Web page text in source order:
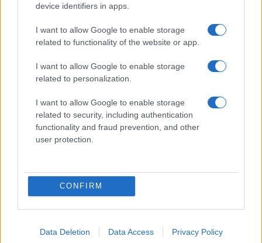
device identifiers in apps.
I want to allow Google to enable storage
related to functionality of the website or app.
I want to allow Google to enable storage
related to personalization.
I want to allow Google to enable storage
related to security, including authentication
functionality and fraud prevention, and other
user protection.
CONFIRM
Data Deletion Data Access Privacy Policy